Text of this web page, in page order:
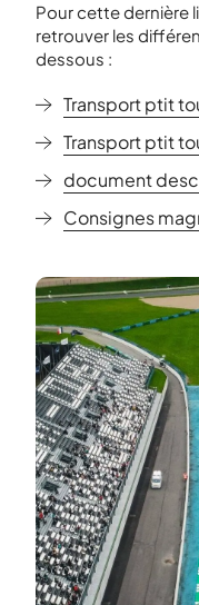
Pour cette dernière
retrouver les
dessous :
Transport ptit
Transport ptit
document
Consignes